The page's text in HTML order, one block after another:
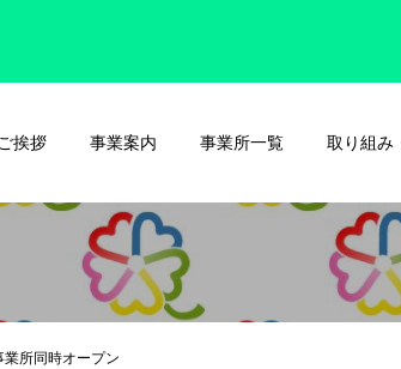
挨拶 事業案内 事業所一覧 取り組み
所同時オープン